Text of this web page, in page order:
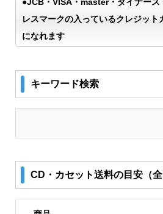
●JCB・VISA・master・ダイナース
レスマークの入っているクレジット
になれます
キーワード検索
CD・カセット送料の目安（全